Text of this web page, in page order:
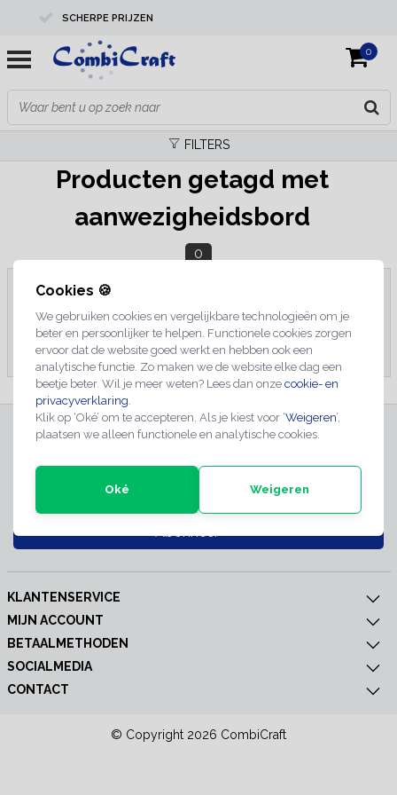
Cookies 🍪
We gebruiken cookies en vergelijkbare technologieën om je
beter en persoonlijker te helpen. Functionele cookies zorgen
ervoor dat de website goed werkt en hebben ook een
analytische functie. Zo maken we de website elke dag een
beetje beter. Wil je meer weten? Lees dan onze cookie- en
privacyverklaring
Klik op ‘Oké’ om te accepteren. Als je kiest voor ‘Weigeren’,
plaatsen we alleen functionele en analytische cookies.
Oké Weigeren
SCHERPE PRIJZEN
PROFESSIONELE KWALITEIT
EXPERTS IN MAATWERK
0
FILTERS
Producten getagd met
aanwezigheidsbord
0
Geen producten gevonden!...
INSCHRIJVEN NIEUWSBRIEF
Abonneer
KLANTENSERVICE
MIJN ACCOUNT
BETAALMETHODEN
SOCIALMEDIA
CONTACT
© Copyright 2026 CombiCraft